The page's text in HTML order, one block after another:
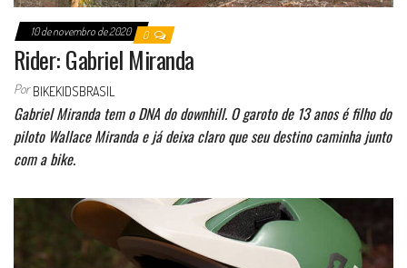
10 de novembro de 2020 0
Rider: Gabriel Miranda
Por BIKEKIDSBRASIL
Gabriel Miranda tem o DNA do downhill. O garoto de 13 anos é filho do
piloto Wallace Miranda e já deixa claro que seu destino caminha junto
com a bike.